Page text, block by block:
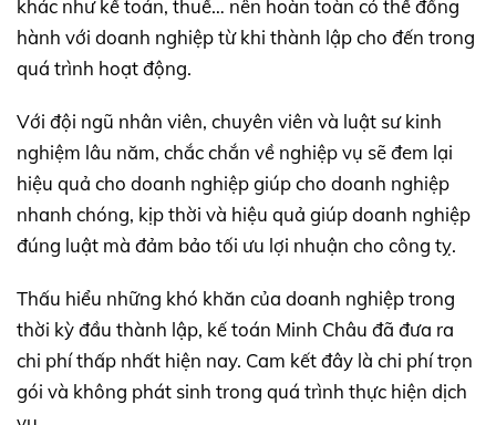
khác như kế toán, thuế… nên hoàn toàn có thể đồng
hành với doanh nghiệp từ khi thành lập cho đến trong
quá trình hoạt động.
Với đội ngũ nhân viên, chuyên viên và luật sư kinh
nghiệm lâu năm, chắc chắn về nghiệp vụ sẽ đem lại
hiệu quả cho doanh nghiệp giúp cho doanh nghiệp
nhanh chóng, kịp thời và hiệu quả giúp doanh nghiệp
đúng luật mà đảm bảo tối ưu lợi nhuận cho công tỵ.
Thấu hiểu những khó khăn của doanh nghiệp trong
thời kỳ đầu thành lập, kế toán Minh Châu đã đưa ra
chi phí thấp nhất hiện nay. Cam kết đây là chi phí trọn
gói và không phát sinh trong quá trình thực hiện dịch